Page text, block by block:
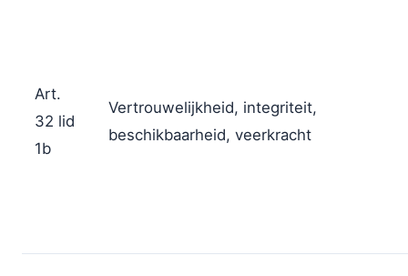
Art.
32 lid
1b
Vertrouwelijkheid, integriteit,
beschikbaarheid, veerkracht